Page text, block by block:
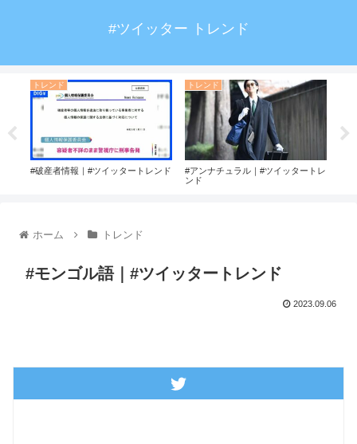
#ツイッター トレンド
トレンド
#破産者情報｜#ツイッタートレンド
トレンド
#アンナチュラル｜#ツイッタートレ
ンド
ホーム トレンド
#モンゴル語｜#ツイッタートレンド
2023.09.06